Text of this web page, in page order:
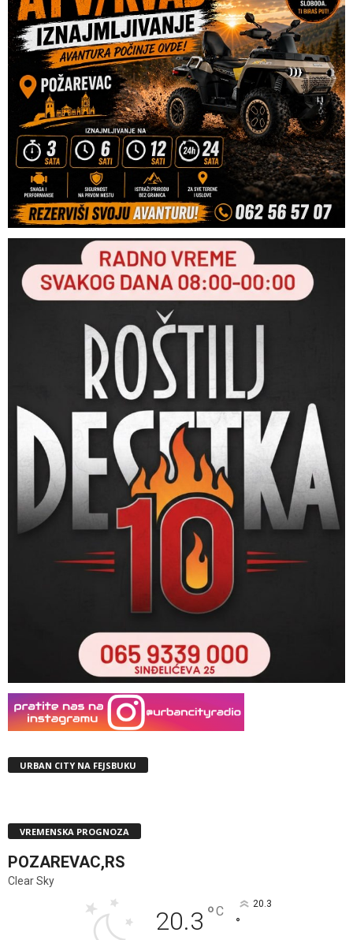
URBAN CITY NA FEJSBUKU
VREMENSKA PROGNOZA
POZAREVAC,RS
Clear Sky
20.3 °C 20.3
°